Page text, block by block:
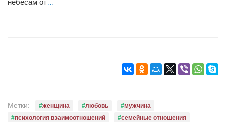
Афиша
небесам от…
Метки: женщина любовь
мужчина
психология взаимоотношений
семейные отношения